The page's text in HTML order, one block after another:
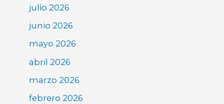
julio 2026
junio 2026
mayo 2026
abril 2026
marzo 2026
febrero 2026